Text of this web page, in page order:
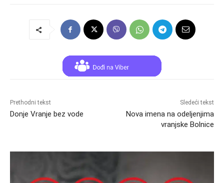
Prethodni tekst
Donje Vranje bez vode
Sledeći tekst
Nova imena na odeljenjima
vranjske Bolnice